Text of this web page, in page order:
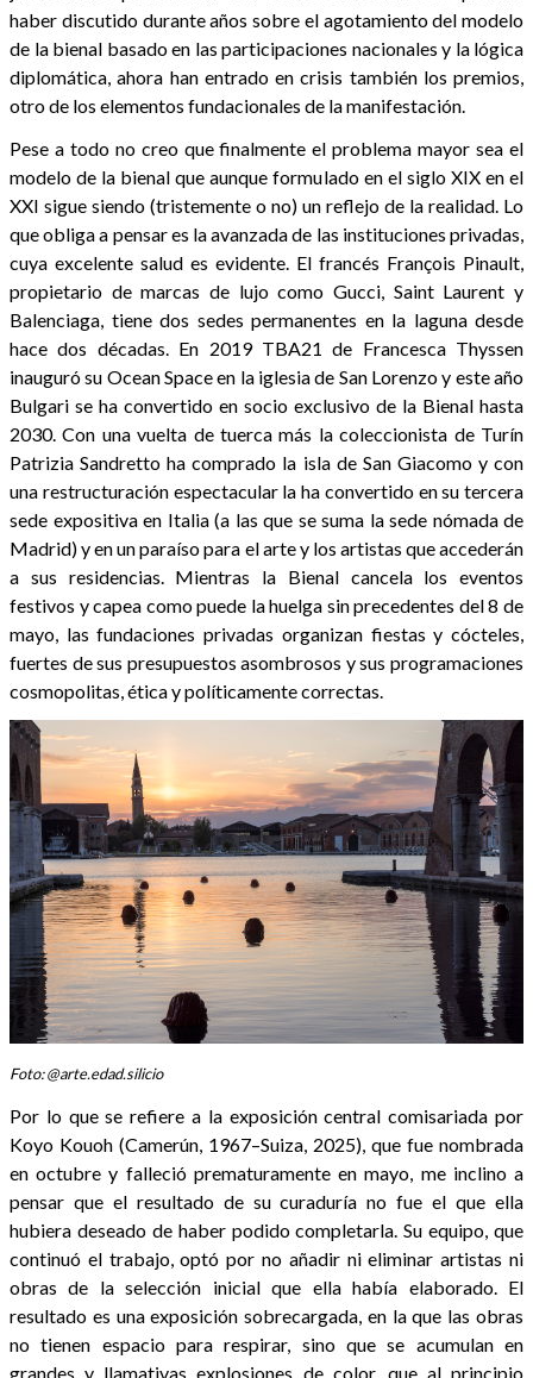
haber discutido durante años sobre el agotamiento del modelo
de la bienal basado en las participaciones nacionales y la lógica
diplomática, ahora han entrado en crisis también los premios,
otro de los elementos fundacionales de la manifestación.
Pese a todo no creo que finalmente el problema mayor sea el
modelo de la bienal que aunque formulado en el siglo XIX en el
XXI sigue siendo (tristemente o no) un reflejo de la realidad. Lo
que obliga a pensar es la avanzada de las instituciones privadas,
cuya excelente salud es evidente. El francés François Pinault,
propietario de marcas de lujo como Gucci, Saint Laurent y
Balenciaga, tiene dos sedes permanentes en la laguna desde
hace dos décadas. En 2019 TBA21 de Francesca Thyssen
inauguró su Ocean Space en la iglesia de San Lorenzo y este año
Bulgari se ha convertido en socio exclusivo de la Bienal hasta
2030. Con una vuelta de tuerca más la coleccionista de Turín
Patrizia Sandretto ha comprado la isla de San Giacomo y con
una restructuración espectacular la ha convertido en su tercera
sede expositiva en Italia (a las que se suma la sede nómada de
Madrid) y en un paraíso para el arte y los artistas que accederán
a sus residencias. Mientras la Bienal cancela los eventos
festivos y capea como puede la huelga sin precedentes del 8 de
mayo, las fundaciones privadas organizan fiestas y cócteles,
fuertes de sus presupuestos asombrosos y sus programaciones
cosmopolitas, ética y políticamente correctas.
Foto: @arte.edad.silicio
Por lo que se refiere a la exposición central comisariada por
Koyo Kouoh (Camerún, 1967–Suiza, 2025), que fue nombrada
en octubre y falleció prematuramente en mayo, me inclino a
pensar que el resultado de su curaduría no fue el que ella
hubiera deseado de haber podido completarla. Su equipo, que
continuó el trabajo, optó por no añadir ni eliminar artistas ni
obras de la selección inicial que ella había elaborado. El
resultado es una exposición sobrecargada, en la que las obras
no tienen espacio para respirar, sino que se acumulan en
grandes y llamativas explosiones de color, que al principio